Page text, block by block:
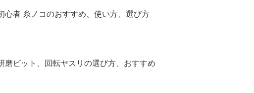
【2025年版】初心者 糸ノコのおすすめ、使い方、選び方
磨ビット、回転ヤスリの選び方、おすすめ